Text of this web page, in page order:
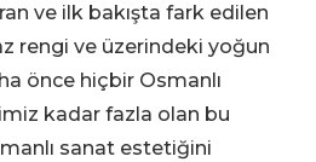
ve ilk bakışta fark edilen
rengi ve üzerindeki yoğun
önce hiçbir Osmanlı
kadar fazla olan bu
sanat estetiğini